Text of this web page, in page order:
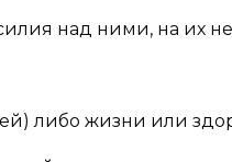
над ними, на их
либо жизни или